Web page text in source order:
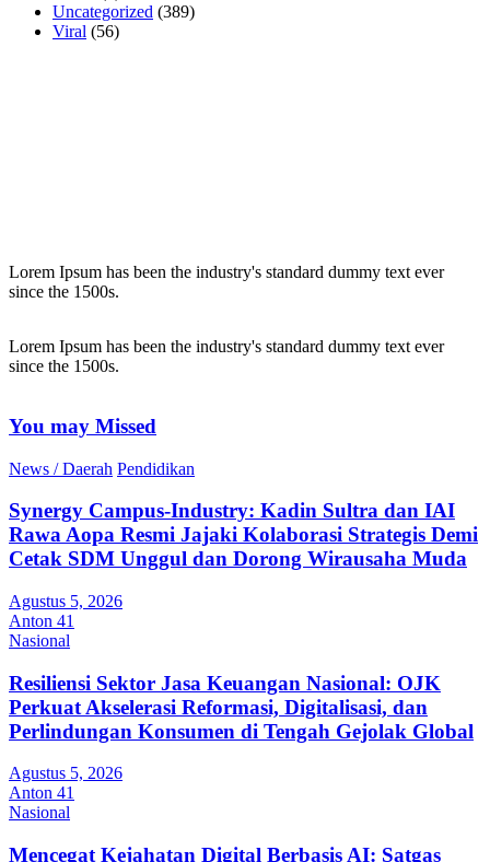
Uncategorized (389)
Viral (56)
Lorem Ipsum has been the industry's standard dummy text ever
since the 1500s.
Lorem Ipsum has been the industry's standard dummy text ever
since the 1500s.
You may Missed
News / Daerah Pendidikan
Synergy Campus-Industry: Kadin Sultra dan IAI
Rawa Aopa Resmi Jajaki Kolaborasi Strategis Demi
Cetak SDM Unggul dan Dorong Wirausaha Muda
Agustus 5, 2026
Anton 41
Nasional
Resiliensi Sektor Jasa Keuangan Nasional: OJK
Perkuat Akselerasi Reformasi, Digitalisasi, dan
Perlindungan Konsumen di Tengah Gejolak Global
Agustus 5, 2026
Anton 41
Nasional
Mencegat Kejahatan Digital Berbasis AI: Satgas